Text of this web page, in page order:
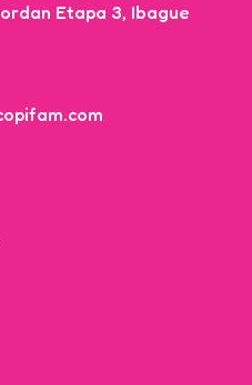
Etapa 3, Ibague